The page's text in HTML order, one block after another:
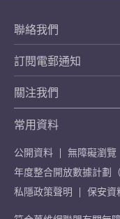
聯絡我們
訂閱電郵通知
關注我們
常用資料
公開資料
無障礙瀏覽
年度整合開放數據計劃
私隱政策聲明
保安資